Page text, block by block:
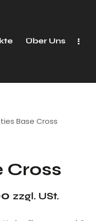
Über Uns
Base Cross
Cross
zzgl. USt.